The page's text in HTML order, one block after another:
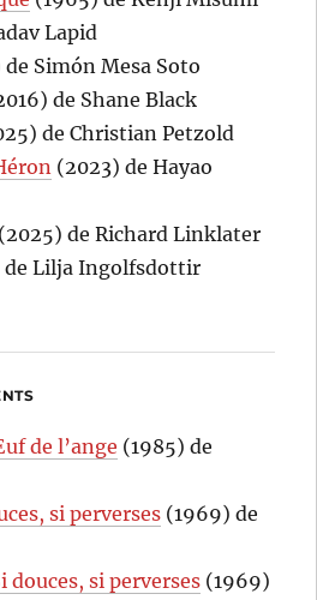
Lapid
Simón Mesa Soto
de Shane Black
de Christian Petzold
(2023) de Hayao
(2025) de Richard Linklater
de Lilja Ingolfsdottir
de l’ange (1985) de
si perverses (1969) de
douces, si perverses (1969)